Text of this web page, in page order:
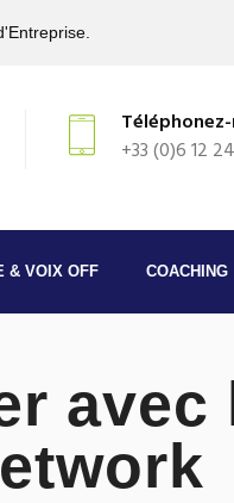
+33 (0)6 12
& VOIX OFF COACHING
avec